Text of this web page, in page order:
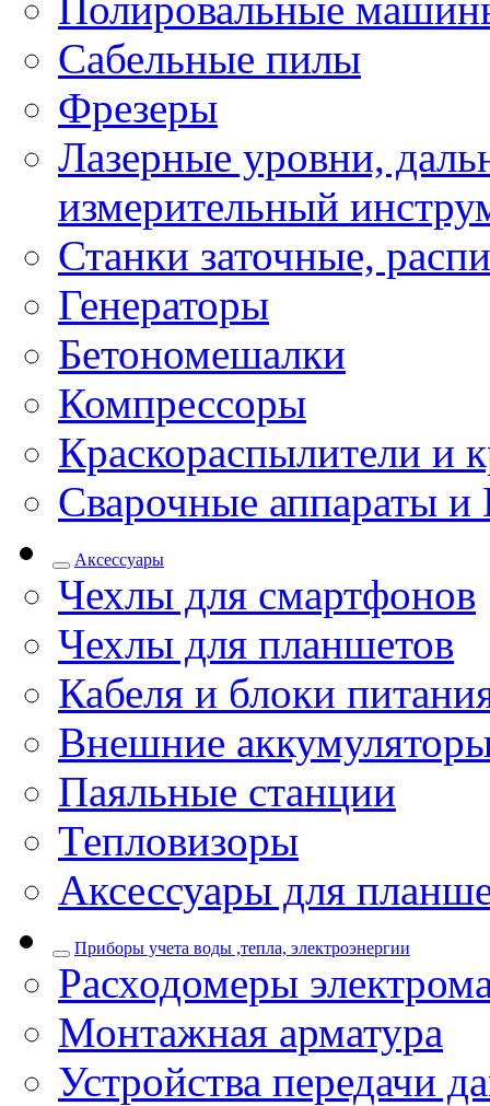
Сабельные пилы
Фрезеры
Лазерные уровни,
измерительный
Станки заточные,
Генераторы
Бетономешалки
Компрессоры
Краскораспылители и
Сварочные аппараты и
Аксессуары
Чехлы для смартфонов
Чехлы для планшетов
Кабеля и блоки
Внешние
Паяльные станции
Тепловизоры
Аксессуары для
Приборы учета воды ,тепла, электроэнергии
Расходомеры
Монтажная арматура
Устройства передачи